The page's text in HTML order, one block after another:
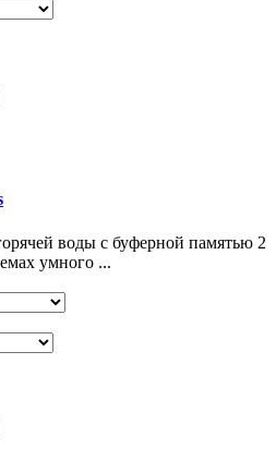
воды с буферной памятью 2
умного ...